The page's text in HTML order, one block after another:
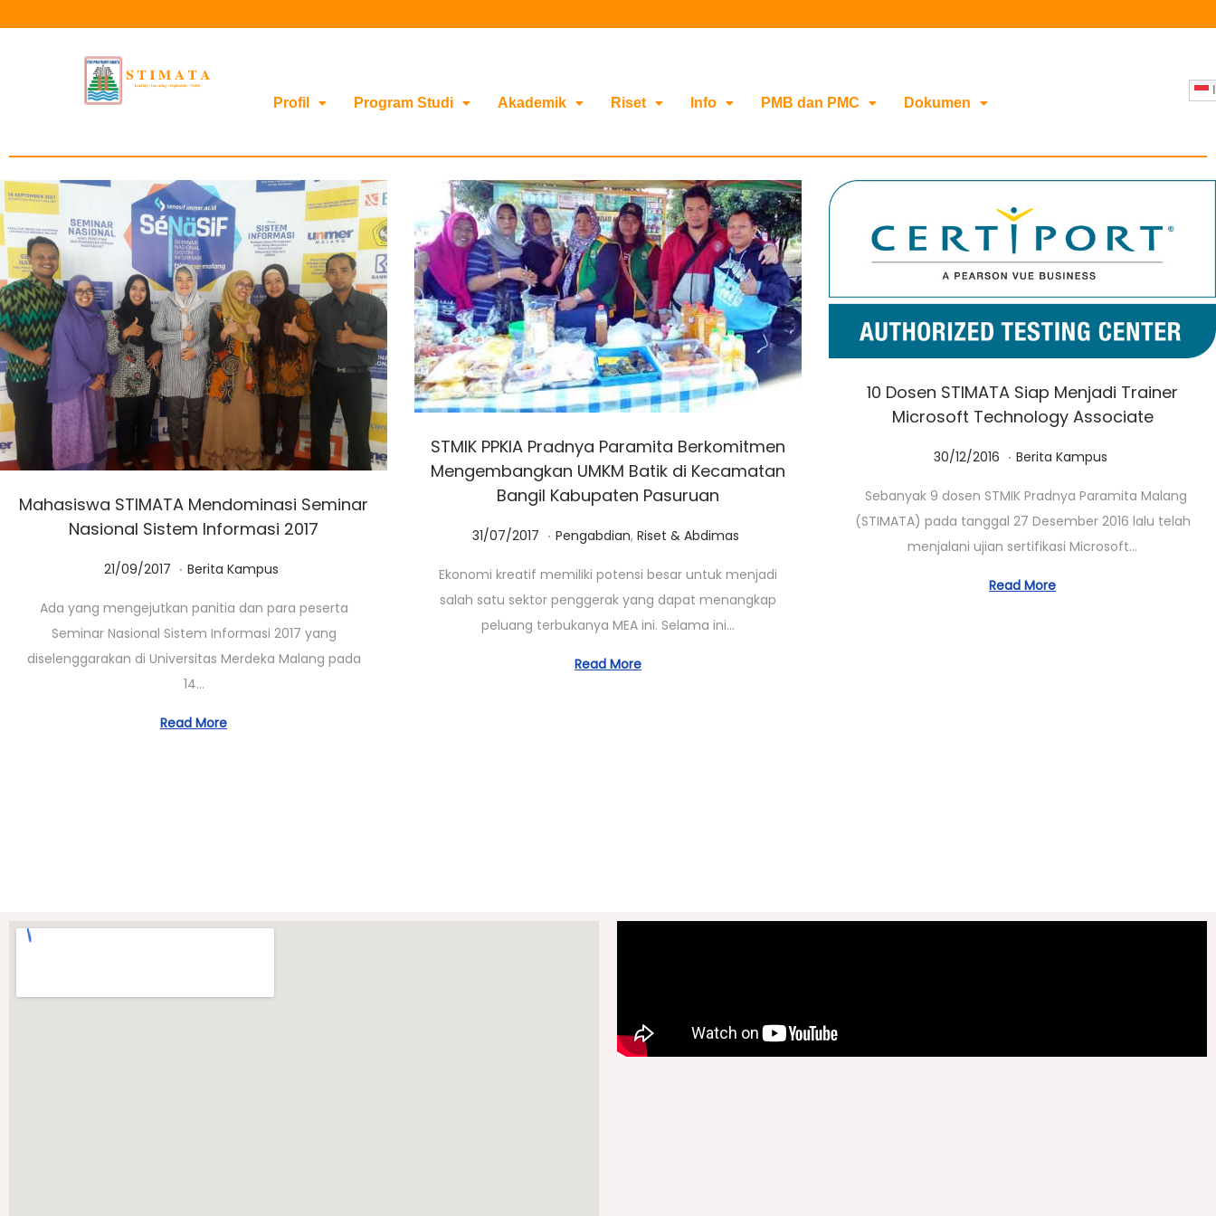
Profil Program Studi Akademik Riset Info PMB dan PMC Dokumen
Mahasiswa STIMATA Mendominasi Seminar
Nasional Sistem Informasi 2017
Posted on
21/09/2017 0
/
0
3
2
. Posted in
Berita Kampus
Ada yang mengejutkan panitia dan para peserta
Seminar Nasional Sistem Informasi 2017 yang
diselenggarakan di Universitas Merdeka Malang pada
14…
Read More
STMIK PPKIA Pradnya Paramita Berkomitmen
Mengembangkan UMKM Batik di Kecamatan
Bangil Kabupaten Pasuruan
Posted on
31/07/2017 0
/
0
3
. Posted in
Pengabdian, Riset & Abdimas
Ekonomi kreatif memiliki potensi besar untuk menjadi
salah satu sektor penggerak yang dapat menangkap
peluang terbukanya MEA ini. Selama ini…
Read More
10 Dosen STIMATA Siap Menjadi Trainer
Microsoft Technology Associate
Posted on
30/12/2016 0
/
0
3
/
. Posted in
Berita Kampus
Sebanyak 9 dosen STMIK Pradnya Paramita Malang
(STIMATA) pada tanggal 27 Desember 2016 lalu telah
menjalani ujian sertifikasi Microsoft…
Read More